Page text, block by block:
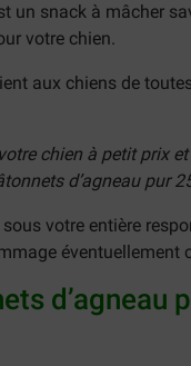
un snack à mâcher
votre chien.
aux chiens de
chien à petit prix
d’agneau pur
votre entière
éventuellement
d’agneau